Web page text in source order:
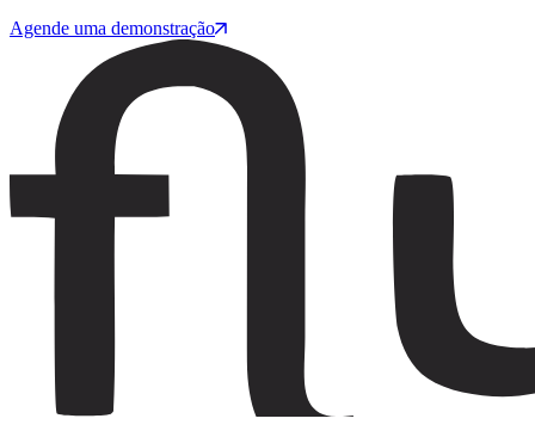
Agende uma demonstração